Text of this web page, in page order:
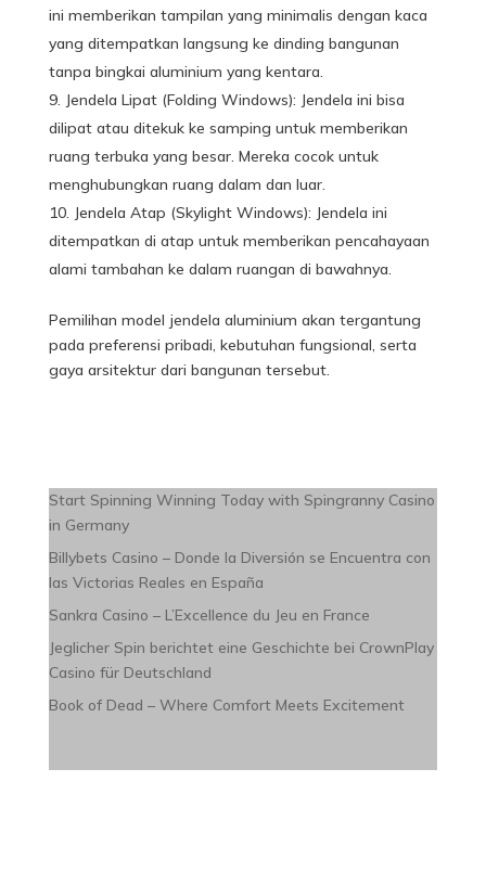
ini memberikan tampilan yang minimalis dengan kaca
yang ditempatkan langsung ke dinding bangunan
tanpa bingkai aluminium yang kentara.
Jendela Lipat (Folding Windows): Jendela ini bisa
dilipat atau ditekuk ke samping untuk memberikan
ruang terbuka yang besar. Mereka cocok untuk
menghubungkan ruang dalam dan luar.
Jendela Atap (Skylight Windows): Jendela ini
ditempatkan di atap untuk memberikan pencahayaan
alami tambahan ke dalam ruangan di bawahnya.
Pemilihan model jendela aluminium akan tergantung
pada preferensi pribadi, kebutuhan fungsional, serta
gaya arsitektur dari bangunan tersebut.
Start Spinning Winning Today with Spingranny Casino
in Germany
Billybets Casino – Donde la Diversión se Encuentra con
las Victorias Reales en España
Sankra Casino – L’Excellence du Jeu en France
Jeglicher Spin berichtet eine Geschichte bei CrownPlay
Casino für Deutschland
Book of Dead – Where Comfort Meets Excitement